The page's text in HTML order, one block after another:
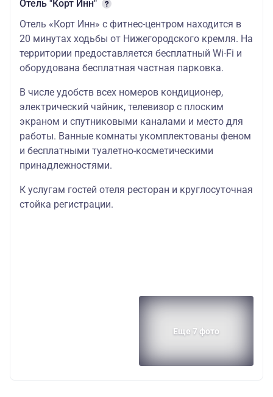
Отель "Корт Инн"
Отель «Корт Инн» с фитнес-центром находится в
20 минутах ходьбы от Нижегородского кремля. На
территории предоставляется бесплатный Wi-Fi и
оборудована бесплатная частная парковка.
В числе удобств всех номеров кондиционер,
электрический чайник, телевизор с плоским
экраном и спутниковыми каналами и место для
работы. Ванные комнаты укомплектованы феном
и бесплатными туалетно-косметическими
принадлежностями.
К услугам гостей отеля ресторан и круглосуточная
стойка регистрации.
Еще 7 фото